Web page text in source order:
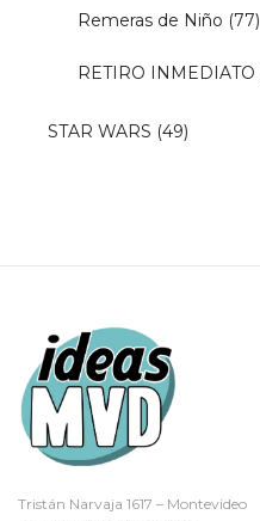
Remeras de Niño (77)
RETIRO INMEDIATO
STAR WARS (49)
Tristán Narvaja 1617 – Montevideo